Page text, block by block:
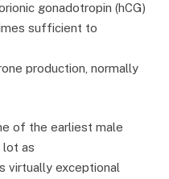
gonadotropin (hCG)
sufficient to
production, normally
of the earliest male
lot as
virtually exceptional